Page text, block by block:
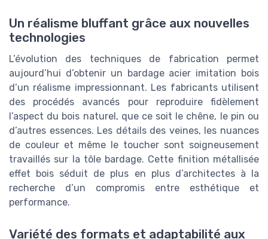
Un réalisme bluffant grâce aux nouvelles
technologies
L’évolution des techniques de fabrication permet
aujourd’hui d’obtenir un bardage acier imitation bois
d’un réalisme impressionnant. Les fabricants utilisent
des procédés avancés pour reproduire fidèlement
l’aspect du bois naturel, que ce soit le chêne, le pin ou
d’autres essences. Les détails des veines, les nuances
de couleur et même le toucher sont soigneusement
travaillés sur la tôle bardage. Cette finition métallisée
effet bois séduit de plus en plus d’architectes à la
recherche d’un compromis entre esthétique et
performance.
Variété des formats et adaptabilité aux